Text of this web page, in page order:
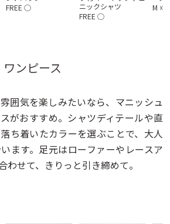
FREE ◯
ニックシャツ
FREE ◯
M ☓
ワンピース
囲気を楽しみたいなら、マニッシュ
がおすすめ。シャツディテールや直
ち着いたカラーを選ぶことで、大人
ます。足元はローファーやレースア
わせて、きりっと引き締めて。